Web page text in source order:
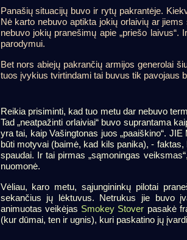
Panašių situacijų buvo ir rytų pakrantėje.
Nė karto nebuvo aptikta jokių orlaivių ar
nebuvo jokių pranešimų apie „priešo
parodymui.
Bet nors abiejų pakrančių armijos generolai
tuos įvykius tvirtindami tai buvus tik pavojaus
Reikia prisiminti, kad tuo metu dar nebuvo
Tad „neatpažinti orlaiviai“ buvo suprantama
yra tai, kaip Vašingtonas juos „paaiškino“.
būti motyvai (baimė, kad kils panika), -
spaudai. Ir tai pirmas „sąmoningas
nuomonė.
Vėliau, karo metu, sąjungininkų pilotai
sekančius jų lėktuvus. Netrukus jie buvo
animuotas veikėjas Smokey Stover pasakė
(kur dūmai, ten ir ugnis), kuri paskatino jų